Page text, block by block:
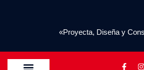
«Proyecta, Diseña y